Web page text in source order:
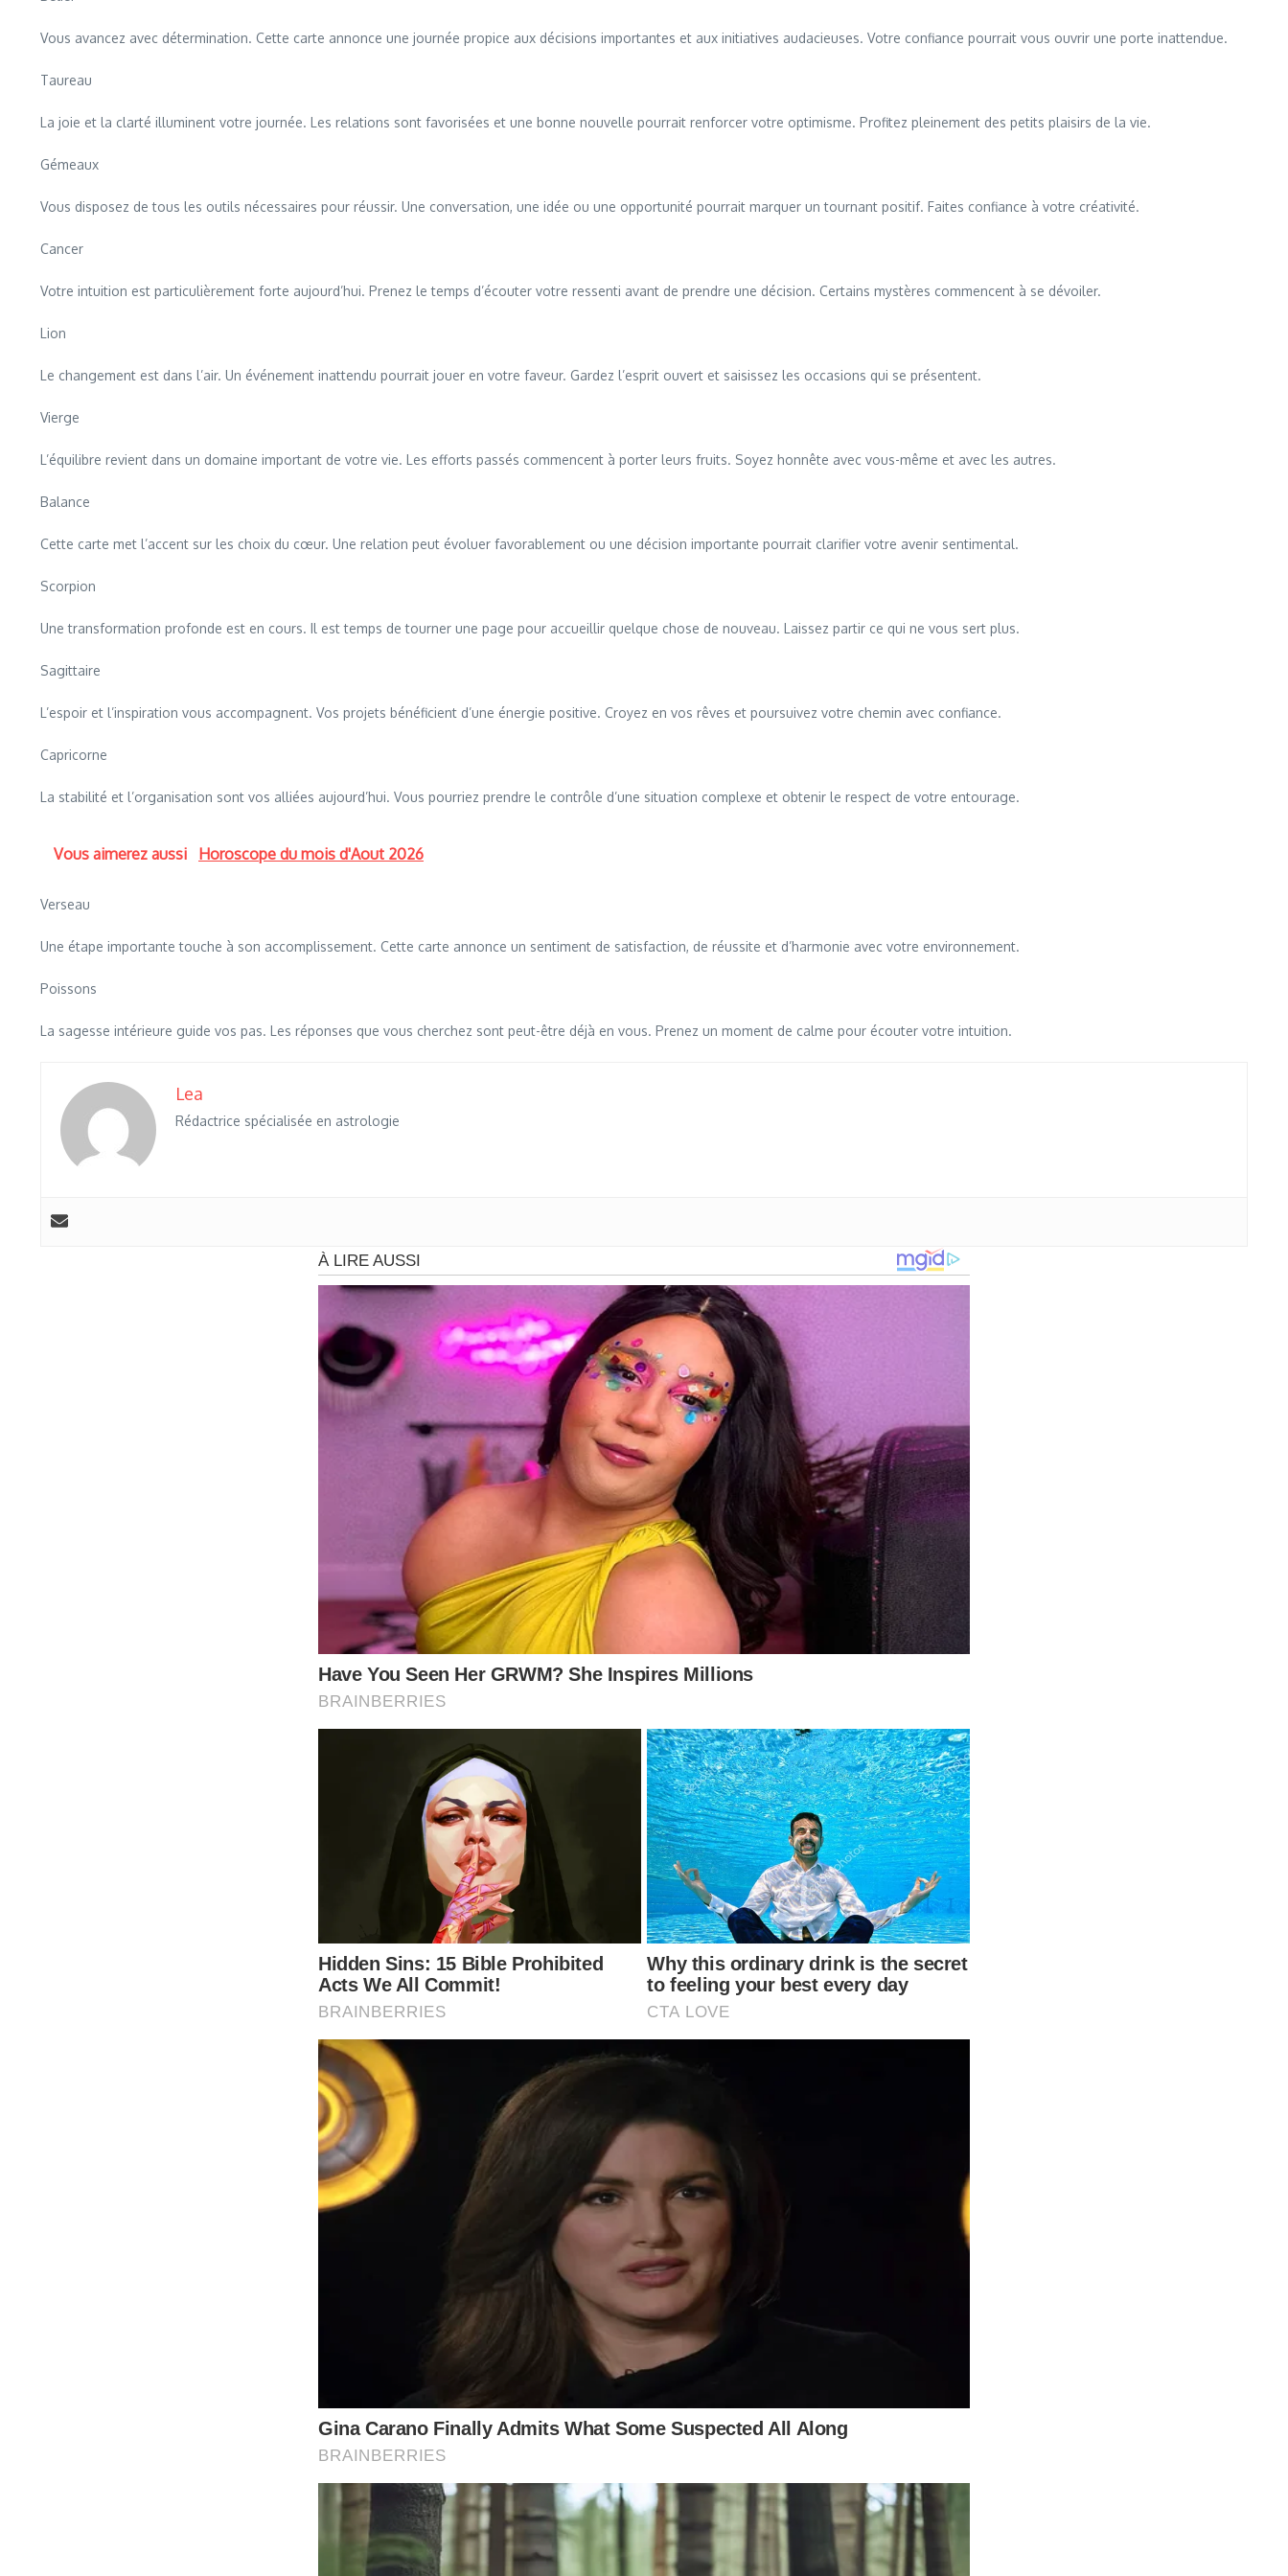
Vous avancez avec détermination. Cette carte annonce une journée propice aux décisions importantes et aux initiatives audacieuses. Votre confiance pourrait vous ouvrir une porte inattendue.
Taureau
La joie et la clarté illuminent votre journée. Les relations sont favorisées et une bonne nouvelle pourrait renforcer votre optimisme. Profitez pleinement des petits plaisirs de la vie.
Gémeaux
Vous disposez de tous les outils nécessaires pour réussir. Une conversation, une idée ou une opportunité pourrait marquer un tournant positif. Faites confiance à votre créativité.
Cancer
Votre intuition est particulièrement forte aujourd’hui. Prenez le temps d’écouter votre ressenti avant de prendre une décision. Certains mystères commencent à se dévoiler.
Lion
Le changement est dans l’air. Un événement inattendu pourrait jouer en votre faveur. Gardez l’esprit ouvert et saisissez les occasions qui se présentent.
Vierge
L’équilibre revient dans un domaine important de votre vie. Les efforts passés commencent à porter leurs fruits. Soyez honnête avec vous-même et avec les autres.
Balance
Cette carte met l’accent sur les choix du cœur. Une relation peut évoluer favorablement ou une décision importante pourrait clarifier votre avenir sentimental.
Scorpion
Une transformation profonde est en cours. Il est temps de tourner une page pour accueillir quelque chose de nouveau. Laissez partir ce qui ne vous sert plus.
Sagittaire
L’espoir et l’inspiration vous accompagnent. Vos projets bénéficient d’une énergie positive. Croyez en vos rêves et poursuivez votre chemin avec confiance.
Capricorne
La stabilité et l’organisation sont vos alliées aujourd’hui. Vous pourriez prendre le contrôle d’une situation complexe et obtenir le respect de votre entourage.
Vous aimerez aussi Horoscope du mois d'Aout 2026
Verseau
Une étape importante touche à son accomplissement. Cette carte annonce un sentiment de satisfaction, de réussite et d’harmonie avec votre environnement.
Poissons
La sagesse intérieure guide vos pas. Les réponses que vous cherchez sont peut-être déjà en vous. Prenez un moment de calme pour écouter votre intuition.
Lea
Rédactrice spécialisée en astrologie